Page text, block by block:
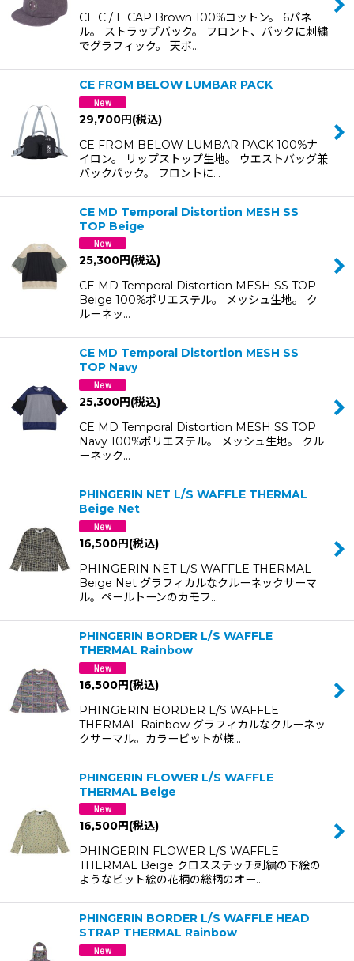
CE C / E CAP Brown 100%コットン。 6パネ
ル。 ストラップバック。 フロント、バックに刺繍
でグラフィック。 天ボ…
CE FROM BELOW LUMBAR PACK
29,700円(税込)
CE FROM BELOW LUMBAR PACK 100%ナ
イロン。 リップストップ生地。 ウエストバッグ兼
バックパック。 フロントに…
CE MD Temporal Distortion MESH SS
TOP Beige
25,300円(税込)
CE MD Temporal Distortion MESH SS TOP
Beige 100%ポリエステル。 メッシュ生地。 ク
ルーネッ…
CE MD Temporal Distortion MESH SS
TOP Navy
25,300円(税込)
CE MD Temporal Distortion MESH SS TOP
Navy 100%ポリエステル。 メッシュ生地。 クル
ーネック…
PHINGERIN NET L/S WAFFLE THERMAL
Beige Net
16,500円(税込)
PHINGERIN NET L/S WAFFLE THERMAL
Beige Net グラフィカルなクルーネックサーマ
ル。ペールトーンのカモフ…
PHINGERIN BORDER L/S WAFFLE
THERMAL Rainbow
16,500円(税込)
PHINGERIN BORDER L/S WAFFLE
THERMAL Rainbow グラフィカルなクルーネッ
クサーマル。カラービットが様…
PHINGERIN FLOWER L/S WAFFLE
THERMAL Beige
16,500円(税込)
PHINGERIN FLOWER L/S WAFFLE
THERMAL Beige クロスステッチ刺繍の下絵の
ようなビット絵の花柄の総柄のオー…
PHINGERIN BORDER L/S WAFFLE HEAD
STRAP THERMAL Rainbow